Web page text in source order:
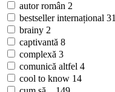
autor român 2
bestseller internațional 31
brainy 2
captivantă 8
complexă 3
comunică altfel 4
cool to know 14